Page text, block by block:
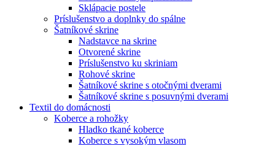
Sklápacie postele
Príslušenstvo a doplnky do spálne
Šatníkové skrine
Nadstavce na skrine
Otvorené skrine
Príslušenstvo ku skriniam
Rohové skrine
Šatníkové skrine s otočnými dverami
Šatníkové skrine s posuvnými dverami
Textil do domácnosti
Koberce a rohožky
Hladko tkané koberce
Koberce s vysokým vlasom